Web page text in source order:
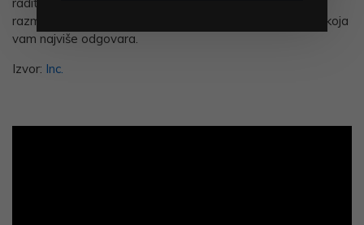
razmislite o ovih pet navedenih kriterija i pronađete onu koja
vam najviše odgovara.
Izvor: Inc.